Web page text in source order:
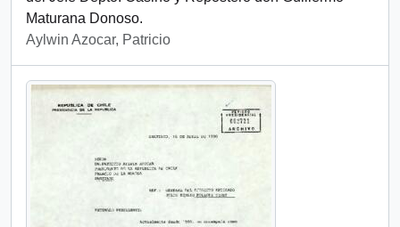
Maturana Donoso.
Aylwin Azocar, Patricio